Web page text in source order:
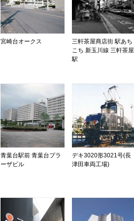
宮崎台オークス
三軒茶屋商店街 駅あち
こち 新玉川線 三軒茶屋
駅
青葉台駅前 青葉台プラ
ーザビル
デキ3020形3021号(長
津田車両工場)